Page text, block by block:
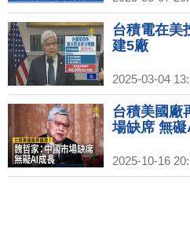
台積電在美
建5廠
2025-03-04
台積美國廠
場缺席 無
2025-10-16